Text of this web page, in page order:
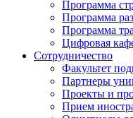
Программа
Программа
Программа
Цифровая
Сотрудничество
Факультет
Партнеры
Проекты и
Прием